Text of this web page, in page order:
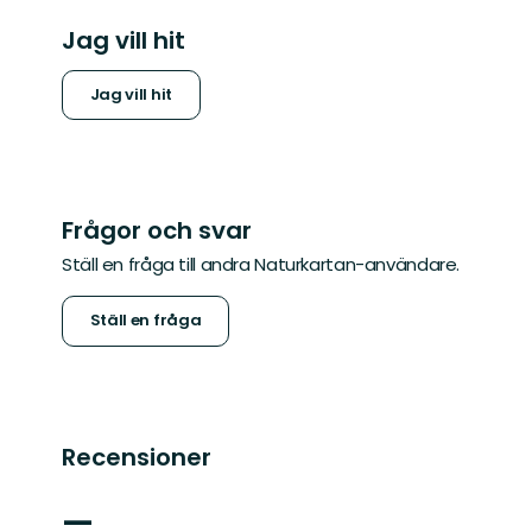
Jag vill hit
Jag vill hit
Frågor och svar
Ställ en fråga till andra Naturkartan-användare.
Ställ en fråga
Recensioner